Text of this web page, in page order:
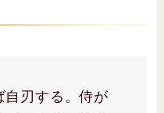
自刃する。侍が